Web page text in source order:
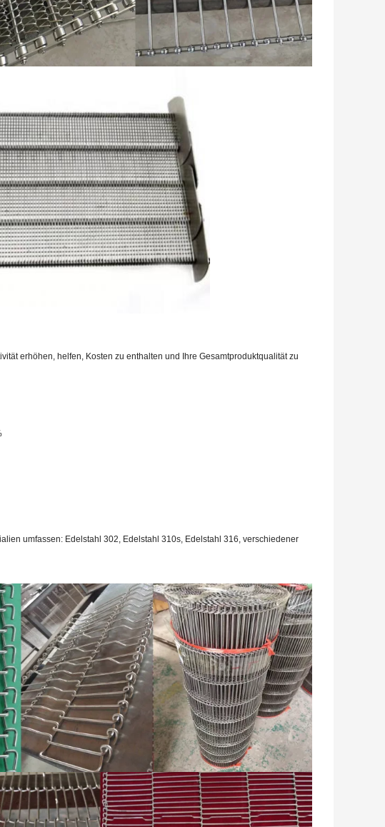
erhöhen, helfen, Kosten zu enthalten und Ihre Gesamtproduktqualität zu
umfassen: Edelstahl 302, Edelstahl 310s, Edelstahl 316, verschiedener